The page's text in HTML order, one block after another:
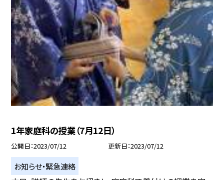
1年家庭科の授業（7月12日）
公開日 2023/07/12 更新日 2023/07/12
お知らせ・緊急連絡